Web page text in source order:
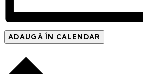
ADAUGĂ ÎN CALENDAR